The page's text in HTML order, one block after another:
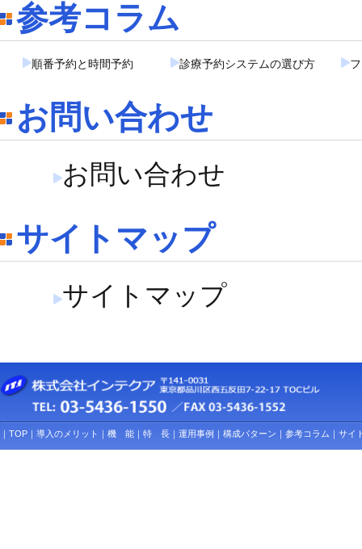
参考コラム
順番予約と時間予約 診療予約システムの選び方
お問い合わせ
お問い合わせ
サイトマップ
サイトマップ
｜ TOP ｜ 導入のメリット ｜ 機 能 ｜ 特 長 ｜ 運用事例 ｜ 構成パターン ｜ 参考コラム ｜ サイ